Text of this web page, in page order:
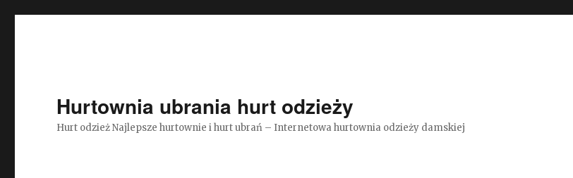
Hurtownia ubrania hurt odzieży
Hurt odzież Najlepsze hurtownie i hurt ubrań – Internetowa hurtownia odzieży damskiej